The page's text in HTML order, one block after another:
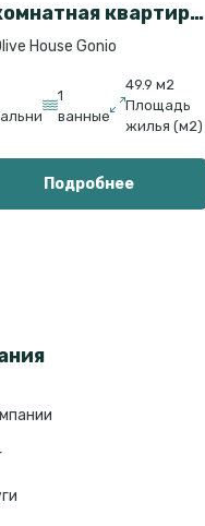
2-комнатная квартира рядом с морем в Гонио, Батуми — Olive House
House Gonio
1
ванные
49.9 м2
Площадь
жилья (м2)
Подробнее